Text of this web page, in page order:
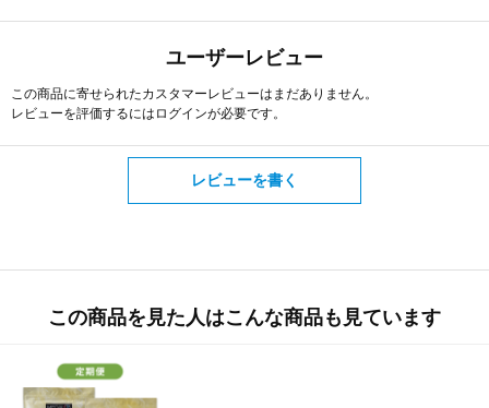
ユーザーレビュー
この商品に寄せられたカスタマーレビューはまだありません。
レビューを評価するには ログインが必要です。
レビューを書く
この商品を見た人はこんな商品も見ています